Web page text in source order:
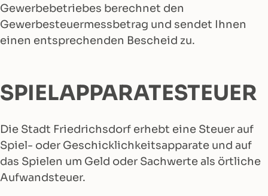
Gewerbebetriebes berechnet den
Gewerbesteuermessbetrag und sendet Ihnen
einen entsprechenden Bescheid zu.
SPIELAPPARATESTEUER
Die Stadt Friedrichsdorf erhebt eine Steuer auf
Spiel- oder Geschicklichkeitsapparate und auf
das Spielen um Geld oder Sachwerte als örtliche
Aufwandsteuer.